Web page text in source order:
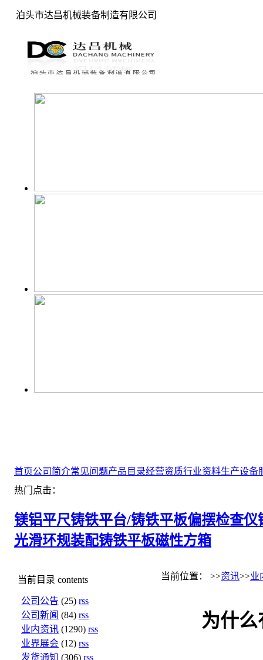
泊头市达昌机械装备制造有限公司
首页公司简介常见问题产品目录经营资质行业资料生产设备
热门点击：
镁铝平尺铸铁平台/铸铁平板偏摆检查仪
光滑环规装配铸铁平板磁性方箱
当前目录 contents
公司公告 (25) rss
公司新闻 (84) rss
业内资讯 (1290) rss
业界展会 (12) rss
发货通知 (306) rss
当前位置： >>资讯>>业
为什